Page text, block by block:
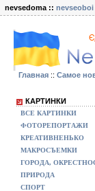
nevsedoma :: nevseoboi
Главная :: Самое
КАРТИНКИ
ВСЕ КАРТИНКИ
ФОТОРЕПОРТАЖИ
КРЕАТИВНЕНЬКО
МАКРОСЪЕМКИ
ГОРОДА,
ПРИРОДА
СПОРТ